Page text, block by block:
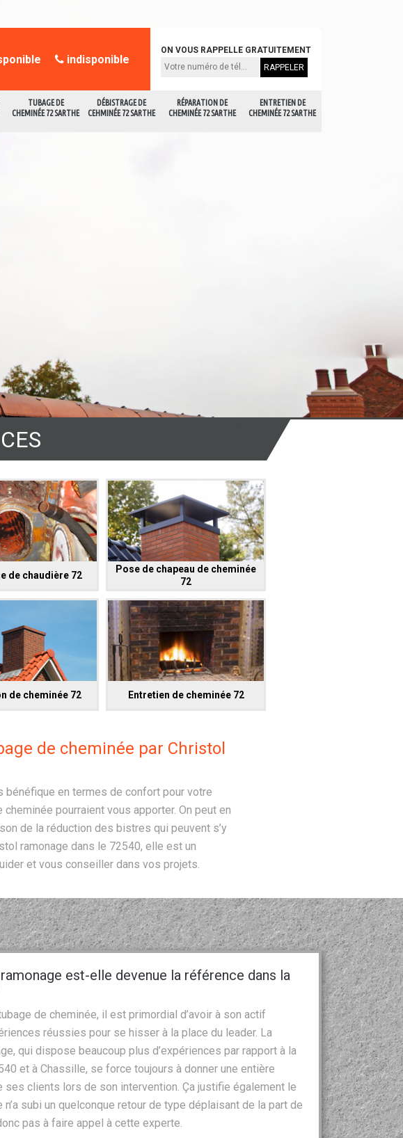
TUBAGE DE
CHEMINÉE 72 SARTHE
DÉBISTRAGE DE
CEHMINÉE 72 SARTHE
RÉPARATION DE
CHEMINÉE 72 SARTHE
ENTRETIEN DE
CHEMINÉE 72 SARTHE
indisponible
ON VOUS RAPPELLE GRATUITEMENT
de chaudière 72
Pose de chapeau de cheminée
72
de cheminée 72 Entretien de cheminée 72
de cheminée par Christol
bénéfique en termes de confort pour votre
pourraient vous apporter. On peut en
de la réduction des bistres qui peuvent s’y
ramonage dans le 72540, elle est un
et vous conseiller dans vos projets.
est-elle devenue la référence dans la
de cheminée, il est primordial d’avoir à son actif
réussies pour se hisser à la place du leader. La
qui dispose beaucoup plus d’expériences par rapport à la
et à Chassille, se force toujours à donner une entière
ses clients lors de son intervention. Ça justifie également le
subi un quelconque retour de type déplaisant de la part de
pas à faire appel à cette experte.